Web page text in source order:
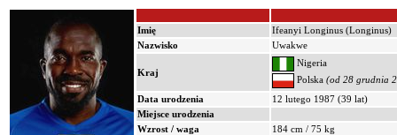
Imię
Ifeanyi Longinus (Longinus)
Nazwisko
Uwakwe
Kraj
Nigeria
Polska (od 28 grudnia
Data urodzenia
12 lutego 1987 (39 lat)
Miejsce urodzenia
Wzrost / waga
184 cm / 75 kg